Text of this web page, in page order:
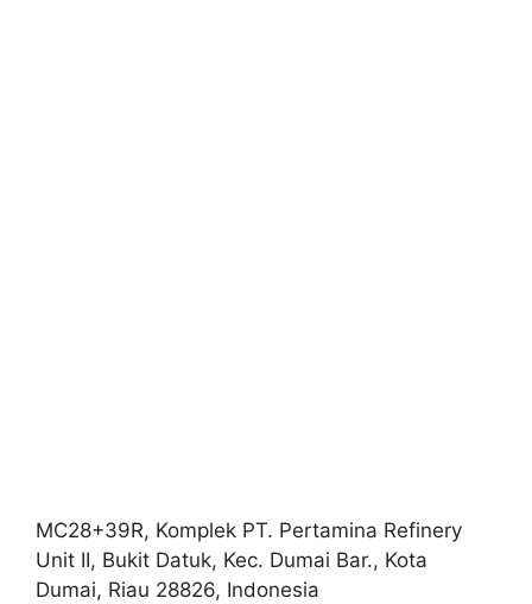
MC28+39R, Komplek PT. Pertamina Refinery
Unit II, Bukit Datuk, Kec. Dumai Bar., Kota
Dumai, Riau 28826, Indonesia